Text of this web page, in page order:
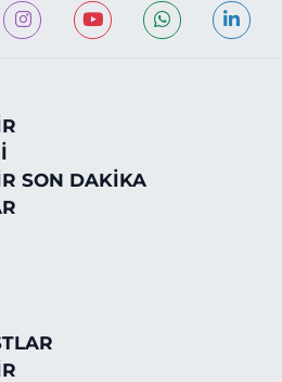
SON DAKİKA